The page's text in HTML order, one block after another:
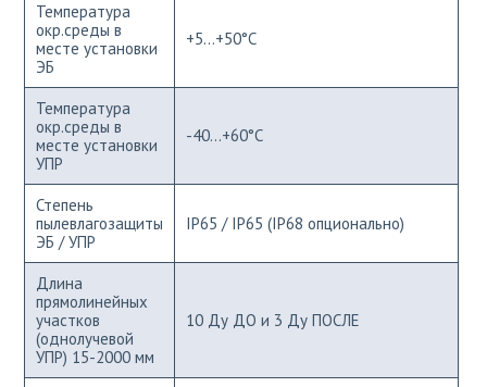
Температура
окр.среды в
месте установки
ЭБ
+5...+50°С
Температура
окр.среды в
месте установки
УПР
-40...+60°С
Степень
пылевлагозащиты
ЭБ / УПР
IP65 / IP65 (IP68 опционально)
Длина
прямолинейных
участков
(однолучевой
УПР) 15-2000 мм
10 Ду ДО и 3 Ду ПОСЛЕ